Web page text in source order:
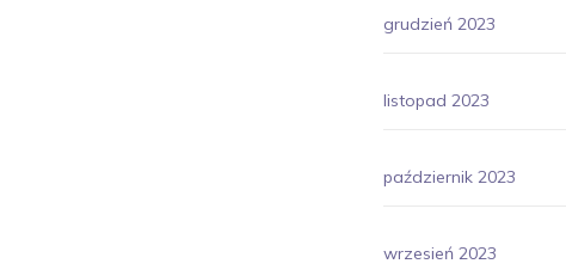
grudzień 2023
listopad 2023
październik 2023
wrzesień 2023